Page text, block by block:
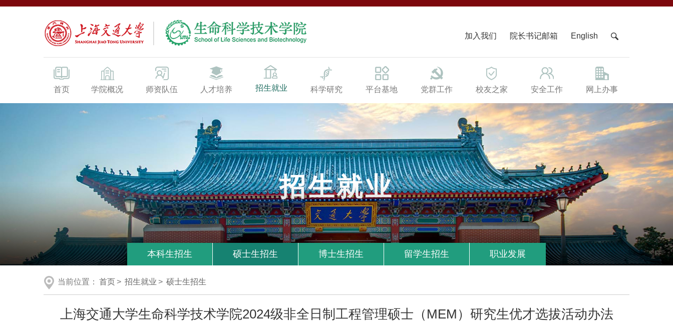
加入我们 院长书记邮箱 English
首页 学院概况 师资队伍 人才培养 招生就业 科学研究 平台基地 党群工作 校友之家 安全工作 网上办事
招生就业
本科生招生 硕士生招生 博士生招生 留学生招生 职业发展
当前位置： 首页> 招生就业 > 硕士生招生
上海交通大学生命科学技术学院2024级非全日制工程管理硕士（MEM）研究生优才选拔活动办法